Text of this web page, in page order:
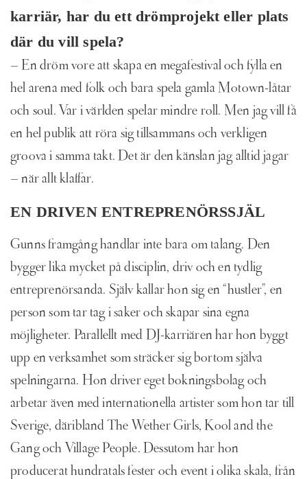
karriär, har du ett drömprojekt eller plats
där du vill spela?
– En dröm vore att skapa en megafestival och fylla en
hel arena med folk och bara spela gamla Motown-låtar
och soul. Var i världen spelar mindre roll. Men jag vill få
en hel publik att röra sig tillsammans och verkligen
groova i samma takt. Det är den känslan jag alltid jagar
– när allt klaffar.
EN DRIVEN ENTREPRENÖRSSJÄL
Gunns framgång handlar inte bara om talang. Den
bygger lika mycket på disciplin, driv och en tydlig
entreprenörsanda. Själv kallar hon sig en “hustler”, en
person som tar tag i saker och skapar sina egna
möjligheter. Parallellt med DJ-karriären har hon byggt
upp en verksamhet som sträcker sig bortom själva
spelningarna. Hon driver eget bokningsbolag och
arbetar även med internationella artister som hon tar till
Sverige, däribland The Wether Girls, Kool and the
Gang och Village People. Dessutom har hon
producerat hundratals fester och event i olika skala, från